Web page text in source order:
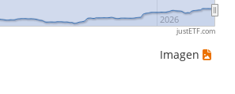
2026
justETF.com
Imagen